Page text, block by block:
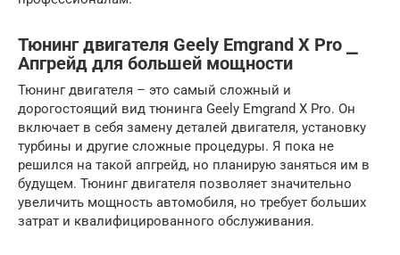
Тюнинг двигателя Geely Emgrand X Pro ⎯
Апгрейд для большей мощности
Тюнинг двигателя – это самый сложный и
дорогостоящий вид тюнинга Geely Emgrand X Pro. Он
включает в себя замену деталей двигателя, установку
турбины и другие сложные процедуры. Я пока не
решился на такой апгрейд, но планирую заняться им в
будущем. Тюнинг двигателя позволяет значительно
увеличить мощность автомобиля, но требует больших
затрат и квалифицированного обслуживания.